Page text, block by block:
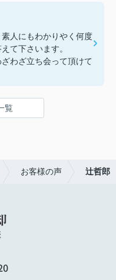
ています。
さんにお願いして本当
ございました☆*ﾟ
約成立まで進めること
した。
不動産販売さんに任せ
。
援しています。
人にもわかりやく何度
て下さいます。
わざ立ち会って頂けて
ください。
覧
お客様の声 辻哲郎